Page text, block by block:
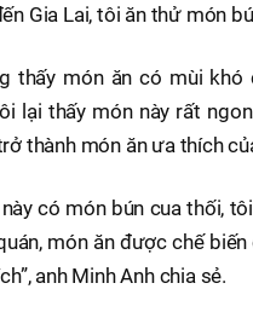
Gia Lai, tôi ăn thử món
thấy món ăn có mùi khó
lại thấy món này rất
thành món ăn ưa thích
có món bún cua thối,
món ăn được chế biến
anh Minh Anh chia sẻ.